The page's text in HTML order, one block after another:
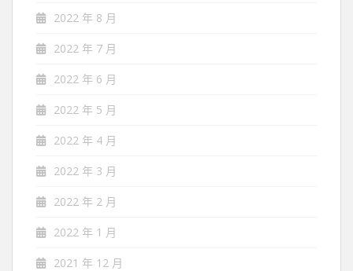
2022 年 8 月
2022 年 7 月
2022 年 6 月
2022 年 5 月
2022 年 4 月
2022 年 3 月
2022 年 2 月
2022 年 1 月
2021 年 12 月